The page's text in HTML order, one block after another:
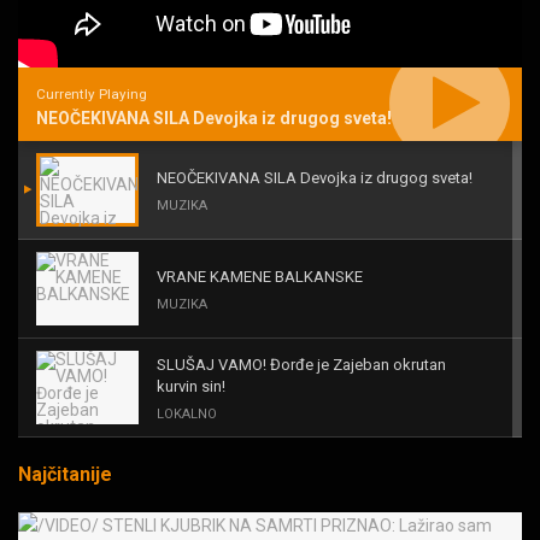
Currently Playing
NEOČEKIVANA SILA Devojka iz drugog sveta!
NEOČEKIVANA SILA Devojka iz drugog sveta!
MUZIKA
VRANE KAMENE BALKANSKE
MUZIKA
SLUŠAJ VAMO! Đorđe je Zajeban okrutan
kurvin sin!
LOKALNO
Najčitanije